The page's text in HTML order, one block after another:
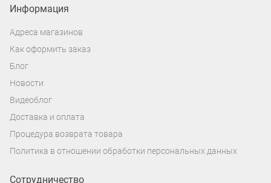
Информация
Адреса магазинов
Как оформить заказ
Блог
Новости
Видеоблог
Доставка и оплата
Процедура возврата товара
Политика в отношении обработки персональных данных
Сотрудничество